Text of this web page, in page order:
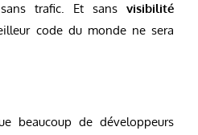
trafic. Et sans visibilité
code du monde ne sera
beaucoup de développeurs